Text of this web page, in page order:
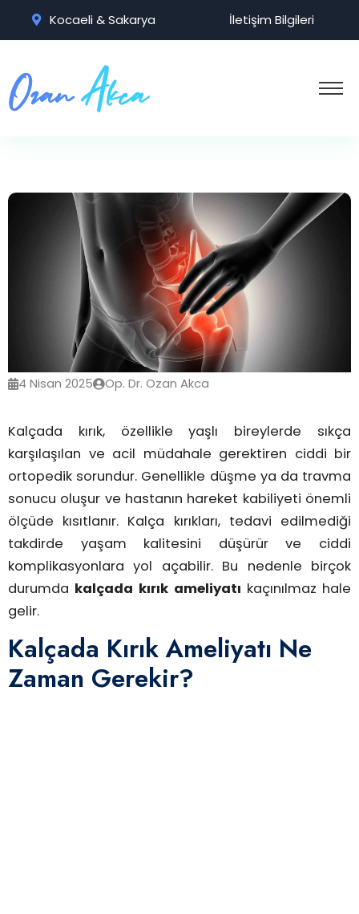
Kocaeli & Sakarya İletişim Bilgileri
4 Nisan 2025 Op. Dr. Ozan Akca
Kalçada kırık, özellikle yaşlı bireylerde sıkça
karşılaşılan ve acil müdahale gerektiren ciddi bir
ortopedik sorundur. Genellikle düşme ya da travma
sonucu oluşur ve hastanın hareket kabiliyeti önemli
ölçüde kısıtlanır. Kalça kırıkları, tedavi edilmediği
takdirde yaşam kalitesini düşürür ve ciddi
komplikasyonlara yol açabilir. Bu nedenle birçok
durumda kalçada kırık ameliyatı kaçınılmaz hale
gelir.
Kalçada Kırık Ameliyatı Ne
Zaman Gerekir?